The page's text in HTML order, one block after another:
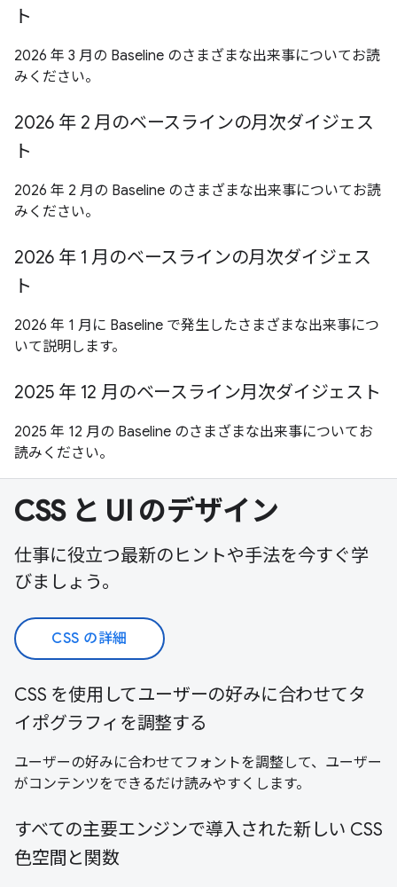
ト
2026 年 3 月の Baseline のさまざまな出来事についてお読
みください。
2026 年 2 月のベースラインの月次ダイジェス
ト
2026 年 2 月の Baseline のさまざまな出来事についてお読
みください。
2026 年 1 月のベースラインの月次ダイジェス
ト
2026 年 1 月に Baseline で発生したさまざまな出来事につ
いて説明します。
2025 年 12 月のベースライン月次ダイジェスト
2025 年 12 月の Baseline のさまざまな出来事についてお
読みください。
CSS と UI のデザイン
仕事に役立つ最新のヒントや手法を今すぐ学
びましょう。
CSS の詳細
CSS を使用してユーザーの好みに合わせてタ
イポグラフィを調整する
ユーザーの好みに合わせてフォントを調整して、ユーザー
がコンテンツをできるだけ読みやすくします。
すべての主要エンジンで導入された新しい CSS
色空間と関数